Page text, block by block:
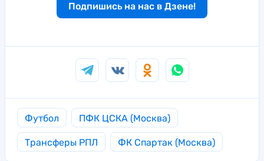
Подпишись на нас в Дзене!
Футбол ПФК ЦСКА (Москва)
Трансферы РПЛ ФК Спартак (Москва)